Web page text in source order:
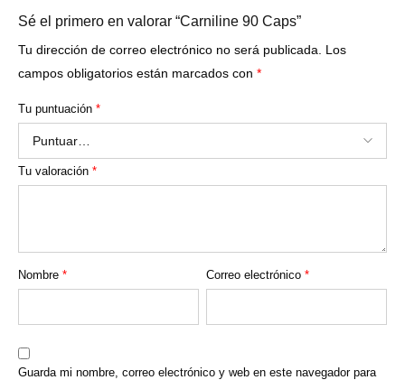
Sé el primero en valorar “Carniline 90 Caps”
Tu dirección de correo electrónico no será publicada.
Los
campos obligatorios están marcados con *
Tu puntuación *
Tu valoración *
Nombre * Correo electrónico*
Guarda mi nombre, correo electrónico y web en este navegador para